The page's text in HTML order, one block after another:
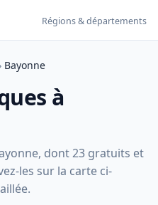
Régions & départements
Bayonne
à
dont 23 gratuits et
les sur la carte ci-